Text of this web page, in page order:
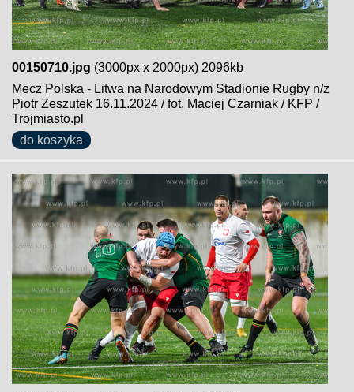
00150710.jpg (3000px x 2000px) 2096kb
Mecz Polska - Litwa na Narodowym Stadionie Rugby n/z
Piotr Zeszutek 16.11.2024 / fot. Maciej Czarniak / KFP /
Trojmiasto.pl
do koszyka